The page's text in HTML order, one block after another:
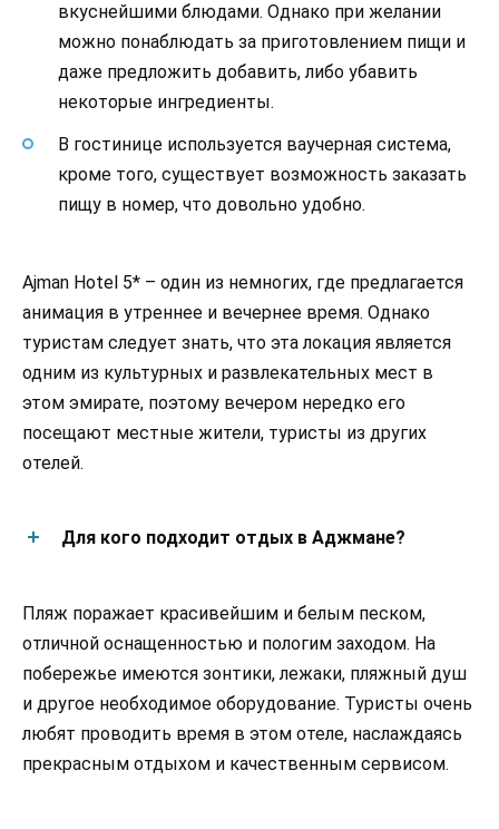
вкуснейшими блюдами. Однако при желании
можно понаблюдать за приготовлением пищи и
даже предложить добавить, либо убавить
некоторые ингредиенты.
В гостинице используется ваучерная система,
кроме того, существует возможность заказать
пищу в номер, что довольно удобно.
Ajman Hotel 5* – один из немногих, где предлагается
анимация в утреннее и вечернее время. Однако
туристам следует знать, что эта локация является
одним из культурных и развлекательных мест в
этом эмирате, поэтому вечером нередко его
посещают местные жители, туристы из других
отелей.
Для кого подходит отдых в Аджмане?
Пляж поражает красивейшим и белым песком,
отличной оснащенностью и пологим заходом. На
побережье имеются зонтики, лежаки, пляжный душ
и другое необходимое оборудование. Туристы очень
любят проводить время в этом отеле, наслаждаясь
прекрасным отдыхом и качественным сервисом.